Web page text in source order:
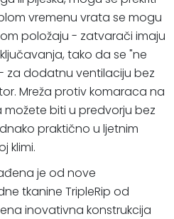
vremenu vrata se mogu
položaju - zatvarači imaju
tako da se "ne
za dodatnu ventilaciju bez
Mreža protiv komaraca na
biti u predvorju bez
praktično u ljetnim
klimi.
je od nove
tkanine TripleRip od
inovativna konstrukcija